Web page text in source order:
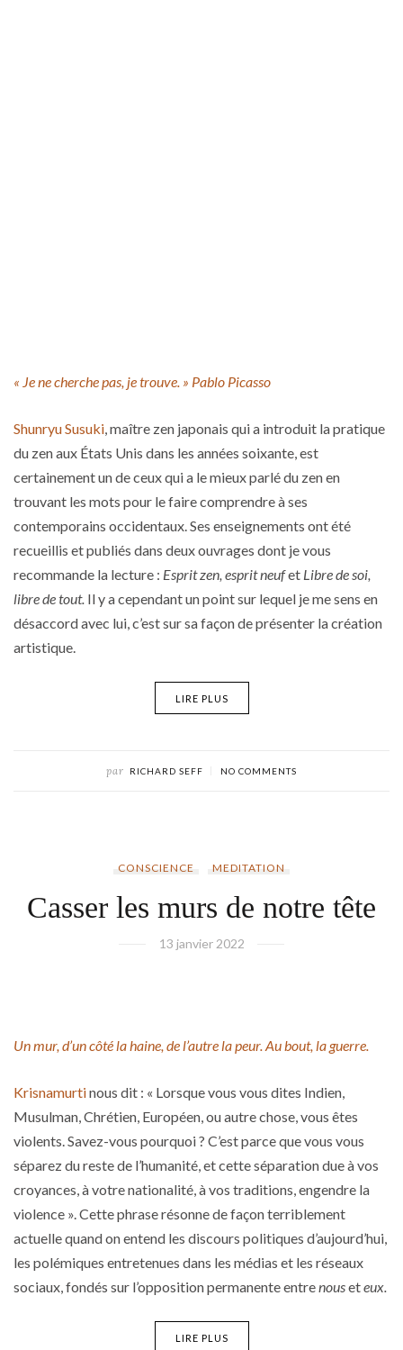
« Je ne cherche pas, je trouve. » Pablo Picasso
Shunryu Susuki, maître zen japonais qui a introduit la pratique
du zen aux États Unis dans les années soixante, est
certainement un de ceux qui a le mieux parlé du zen en
trouvant les mots pour le faire comprendre à ses
contemporains occidentaux. Ses enseignements ont été
recueillis et publiés dans deux ouvrages dont je vous
recommande la lecture : Esprit zen, esprit neufet Libre de soi,
libre de tout. Il y a cependant un point sur lequel je me sens en
désaccord avec lui, c’est sur sa façon de présenter la création
artistique.
LIRE PLUS
par RICHARD SEFF NO COMMENTS
CONSCIENCE MEDITATION
Casser les murs de notre tête
13 janvier 2022
Un mur, d’un côté la haine, de l’autre la peur. Au bout, la guerre.
Krisnamurtinous dit : « Lorsque vous vous dites Indien,
Musulman, Chrétien, Européen, ou autre chose, vous êtes
violents. Savez-vous pourquoi ? C’est parce que vous vous
séparez du reste de l’humanité, et cette séparation due à vos
croyances, à votre nationalité, à vos traditions, engendre la
violence ». Cette phrase résonne de façon terriblement
actuelle quand on entend les discours politiques d’aujourd’hui,
les polémiques entretenues dans les médias et les réseaux
sociaux, fondés sur l’opposition permanente entrenouseteux.
LIRE PLUS